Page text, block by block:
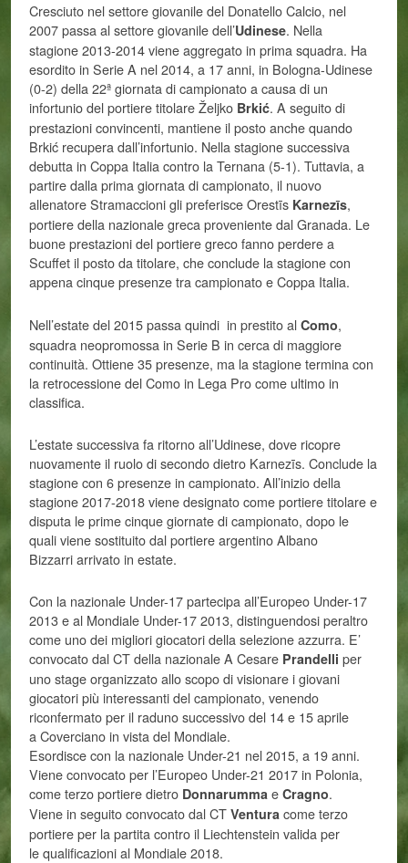
Cresciuto nel settore giovanile del Donatello Calcio, nel
2007 passa al settore giovanile dell’Udinese. Nella
stagione 2013-2014 viene aggregato in prima squadra. Ha
esordito in Serie A nel 2014, a 17 anni, in Bologna-Udinese
(0-2) della 22ª giornata di campionato a causa di un
infortunio del portiere titolare Željko Brkić. A seguito di
prestazioni convincenti, mantiene il posto anche quando
Brkić recupera dall’infortunio. Nella stagione successiva
debutta in Coppa Italia contro la Ternana (5-1). Tuttavia, a
partire dalla prima giornata di campionato, il nuovo
allenatore Stramaccioni gli preferisce Orestīs Karnezīs,
portiere della nazionale greca proveniente dal Granada. Le
buone prestazioni del portiere greco fanno perdere a
Scuffet il posto da titolare, che conclude la stagione con
appena cinque presenze tra campionato e Coppa Italia.
Nell’estate del 2015 passa quindi in prestito alComo,
squadra neopromossa in Serie B in cerca di maggiore
continuità. Ottiene 35 presenze, ma la stagione termina con
la retrocessione del Como in Lega Pro come ultimo in
classifica.
L’estate successiva fa ritorno all’Udinese, dove ricopre
nuovamente il ruolo di secondo dietro Karnezīs. Conclude la
stagione con 6 presenze in campionato. All’inizio della
stagione 2017-2018 viene designato come portiere titolare e
disputa le prime cinque giornate di campionato, dopo le
quali viene sostituito dal portiere argentino Albano
Bizzarri arrivato in estate.
Con la nazionale Under-17 partecipa all’Europeo Under-17
2013 e al Mondiale Under-17 2013, distinguendosi peraltro
come uno dei migliori giocatori della selezione azzurra. E’
convocato dal CT della nazionale A Cesare Prandelli per
uno stage organizzato allo scopo di visionare i giovani
giocatori più interessanti del campionato, venendo
riconfermato per il raduno successivo del 14 e 15 aprile
a Coverciano in vista del Mondiale.
Esordisce con la nazionale Under-21 nel 2015, a 19 anni.
Viene convocato per l’Europeo Under-21 2017 in Polonia,
come terzo portiere dietro Donnarumma eCragno.
Viene in seguito convocato dal CTVentura come terzo
portiere per la partita contro il Liechtenstein valida per
le qualificazioni al Mondiale 2018.